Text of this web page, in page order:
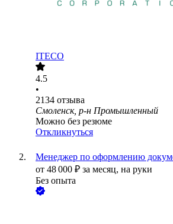
ITECO
4.5
•
2134 отзыва
Смоленск, р-н Промышленный
Можно без резюме
Откликнуться
Менеджер по оформлению
от 48 000 ₽ за месяц, на руки
Без опыта